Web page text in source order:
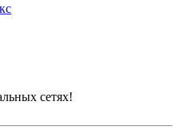
сетях!